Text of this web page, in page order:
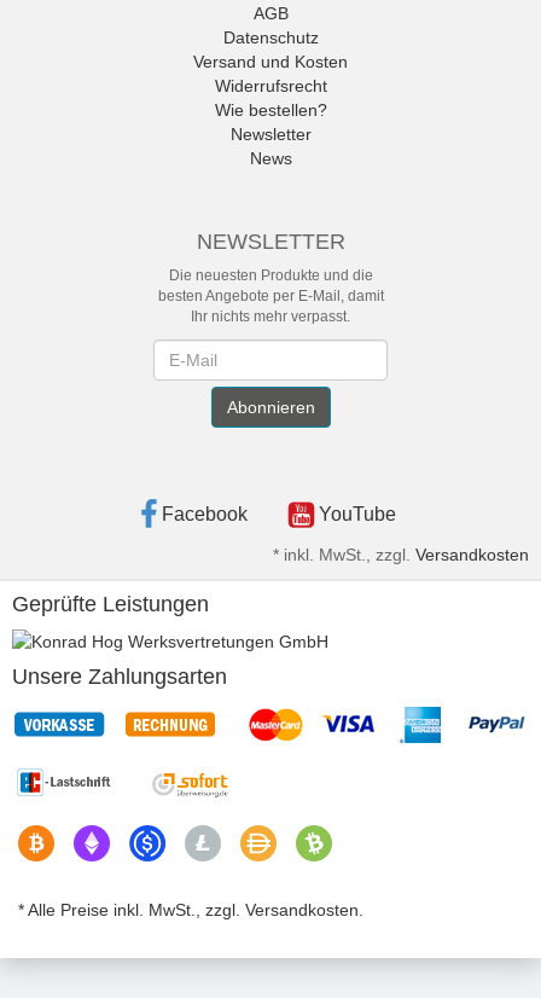
AGB
Datenschutz
Versand und Kosten
Widerrufsrecht
Wie bestellen?
Newsletter
News
NEWSLETTER
Die neuesten Produkte und die
besten Angebote per E-Mail, damit
Ihr nichts mehr verpasst.
Abonnieren
Facebook YouTube
* inkl. MwSt., zzgl. Versandkosten
Geprüfte Leistungen
Unsere Zahlungsarten
* Alle Preise inkl. MwSt., zzgl. Versandkosten.